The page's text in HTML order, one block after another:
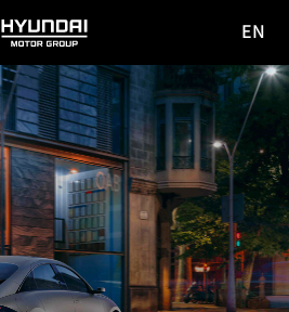
HYUNDAI
MOTOR
GROUP
사이
이동
EN